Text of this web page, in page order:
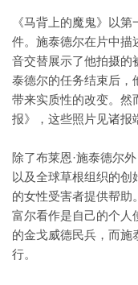
《马背上的魔鬼》以
件。施泰德尔在片中描
音交替展示了他拍摄的
泰德尔的任务结束后，
带来实质性的改变。然
报》，这些照片见诸报
除了布莱恩·施泰德尔
以及全球草根组织的
的女性受害者提供帮助
富尔看作是自己的个人
的金戈威德民兵，而施
行。